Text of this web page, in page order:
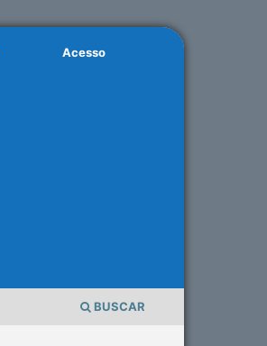
BUSCAR
Acesso